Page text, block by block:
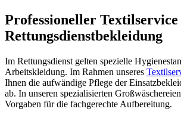
Professioneller
Rettungsdienstbekleidung
Im Rettungsdienst gelten spezielle
Arbeitskleidung. Im Rahmen unseres
Ihnen die aufwändige Pflege der
ab. In unseren spezialisierten
Vorgaben für die fachgerechte Aufbereitung.